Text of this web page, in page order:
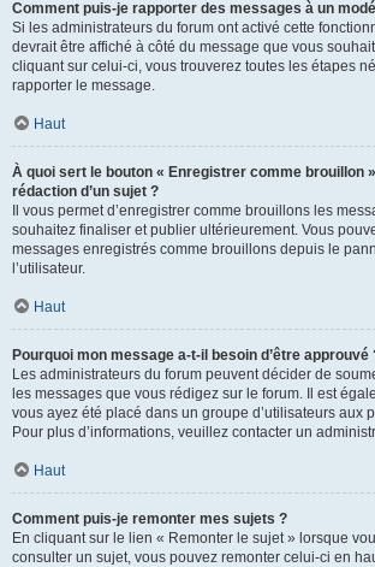
Comment puis-je rapporter des messages à un
Si les administrateurs du forum ont activé cette
devrait être affiché à côté du message que vous
cliquant sur celui-ci, vous trouverez toutes les étapes
rapporter le message.
Haut
À quoi sert le bouton « Enregistrer comme brouillon
rédaction d’un sujet ?
Il vous permet d’enregistrer comme brouillons les
souhaitez finaliser et publier ultérieurement. Vous
messages enregistrés comme brouillons depuis le
l’utilisateur.
Haut
Pourquoi mon message a-t-il besoin d’être approuvé
Les administrateurs du forum peuvent décider de
les messages que vous rédigez sur le forum. Il est
vous ayez été placé dans un groupe d’utilisateurs aux
Pour plus d’informations, veuillez contacter un
Haut
Comment puis-je remonter mes sujets ?
En cliquant sur le lien « Remonter le sujet » lorsque
consulter un sujet, vous pouvez remonter celui-ci en